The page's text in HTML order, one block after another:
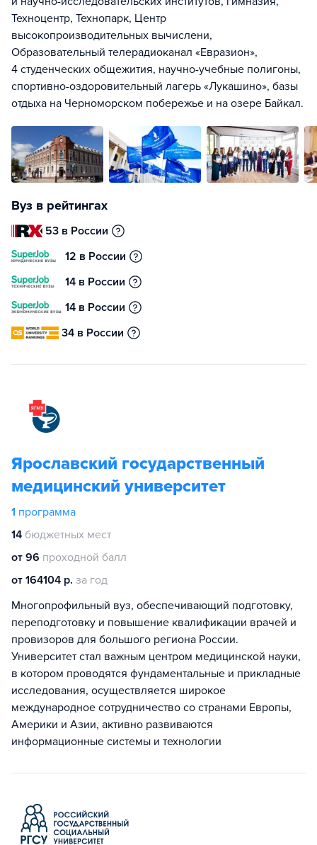
Техноцентр, Технопарк, Центр
высокопроизводительных вычислени,
Образовательный телерадиоканал «Евразион»,
4 студенческих общежития, научно-учебные полигоны,
спортивно-оздоровительный лагерь «Лукашино», базы
отдыха на Черноморском побережье и на озере Байкал.
Вуз в рейтингах
53 в России
12 в России
14 в России
14 в России
34 в России
Ярославский государственный
медицинский университет
1 программа
14 бюджетных мест
от 96 проходной балл
от 164104 р. за год
Многопрофильный вуз, обеспечивающий подготовку,
переподготовку и повышение квалификации врачей и
провизоров для большого региона России.
Университет стал важным центром медицинской науки,
в котором проводятся фундаментальные и прикладные
исследования, осуществляется широкое
международное сотрудничество со странами Европы,
Америки и Азии, активно развиваются
информационные системы и технологии